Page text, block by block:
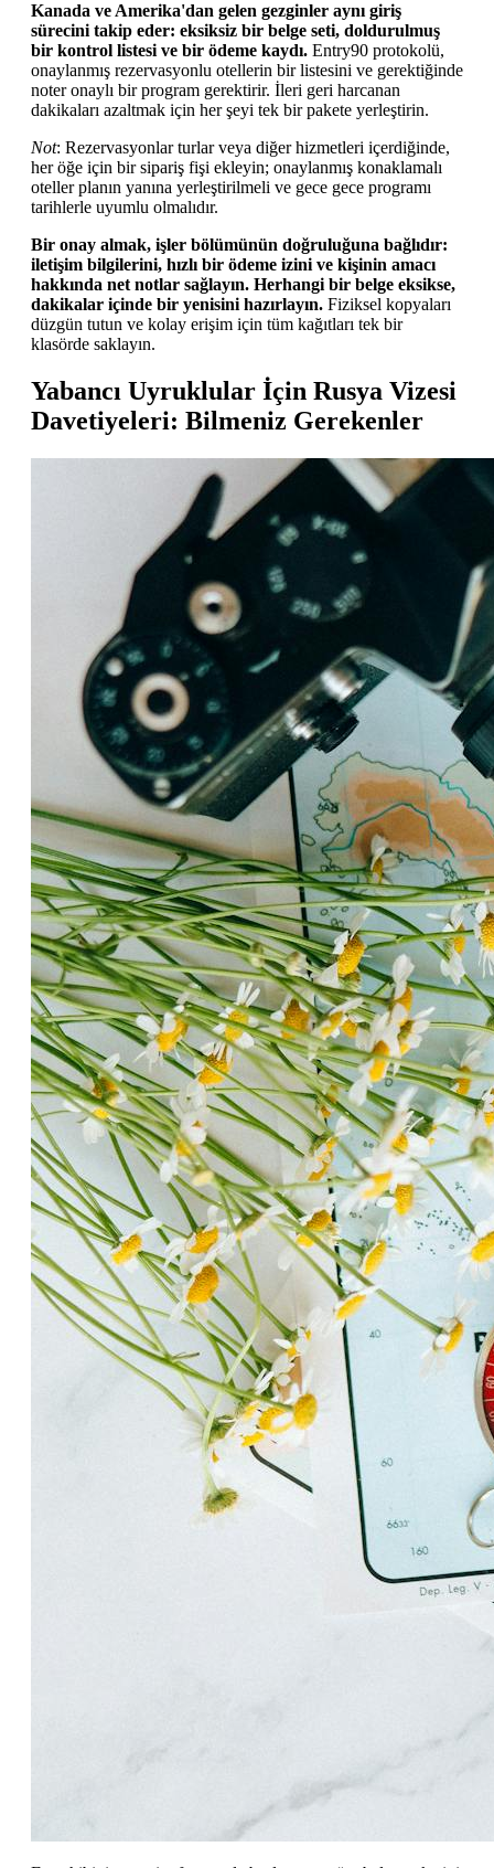
Kanada ve Amerika'dan gelen gezginler aynı giriş
sürecini takip eder: eksiksiz bir belge seti, doldurulmuş
bir kontrol listesi ve bir ödeme kaydı. Entry90 protokolü,
onaylanmış rezervasyonlu otellerin bir listesini ve gerektiğinde
noter onaylı bir program gerektirir. İleri geri harcanan
dakikaları azaltmak için her şeyi tek bir pakete yerleştirin.
Not: Rezervasyonlar turlar veya diğer hizmetleri içerdiğinde,
her öğe için bir sipariş fişi ekleyin; onaylanmış konaklamalı
oteller planın yanına yerleştirilmeli ve gece gece programı
tarihlerle uyumlu olmalıdır.
Bir onay almak, işler bölümünün doğruluğuna bağlıdır:
iletişim bilgilerini, hızlı bir ödeme izini ve kişinin amacı
hakkında net notlar sağlayın. Herhangi bir belge eksikse,
dakikalar içinde bir yenisini hazırlayın. Fiziksel kopyaları
düzgün tutun ve kolay erişim için tüm kağıtları tek bir
klasörde saklayın.
Yabancı Uyruklular İçin Rusya Vizesi
Davetiyeleri: Bilmeniz Gerekenler